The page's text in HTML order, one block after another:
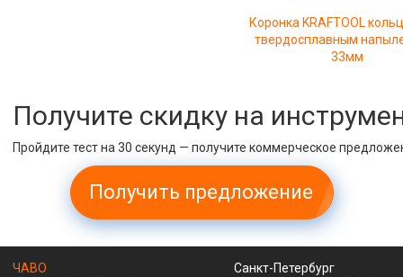
Коронка KRAFTOOL
твердосплавным
33мм
Получите скидку на
Пройдите тест на 30 секунд — получите коммерческое
Получить предложение
ЧАВО
Санкт-Петербург